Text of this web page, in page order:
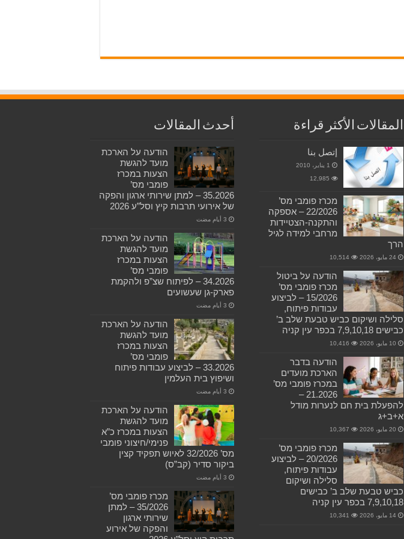
المقالات الأكثر قراءة
إتصل بنا
1 يناير، 2010
12,985
מכרז פומבי מס’
22/2026 – אספקה
והתקנה-הצטיידות
מרחבי למידה לגיל
הרך
24 مايو، 2026 10,514
הודעה על ביטול
מכרז פומבי מס’
15/2026 – לביצוע
עבודות פיתוח,
סלילה ושיקום כביש טבעת שלב ב’
כבישים 7,9,10,18 בכפר עין קניה
10 مايو، 2026 10,416
הודעה בדבר
הארכת מועדים
במכרז פומבי מס’
21.2026 –
להפעלת בית חם לנערות מודל
א+ב+ג
20 مايو، 2026 10,367
מכרז פומבי מס’
20/2026 – לביצוע
עבודות פיתוח,
סלילה ושיקום
כביש טבעת שלב ב’ כבישים
7,9,10,18 בכפר עין קניה
14 مايو، 2026 10,341
أحدث المقالات
הודעה על הארכת
מועד להגשת
הצעות במכרז
פומבי מס’
35.2026 – למתן שירותי ארגון והפקה
של אירועי תרבות קיץ וסל”ע 2026
הודעה על הארכת
מועד להגשת
הצעות במכרז
פומבי מס’
34.2026 – לפיתוח שצ”פ ולהקמת
פארק-גן שעשועים
הודעה על הארכת
מועד להגשת
הצעות במכרז
פומבי מס’
33.2026 – לביצוע עבודות פיתוח
ושיפוץ בית העלמין
הודעה על הארכת
מועד להגשת
הצעות במכרז כ”א
פנימי/חיצוני פומבי
מס’ 32/2026 לאיוש תפקיד קצין
ביקור סדיר (קב”ס)
מכרז פומבי מס’
35/2026 – למתן
שירותי ארגון
והפקה של אירוע